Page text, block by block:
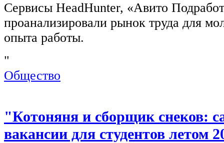
Сервисы HeadHunter, «Авито
проанализировали рынок труда для
опыта работы.
"
Общество
"Котоняня и сборщик снеков:
вакансии для студентов летом